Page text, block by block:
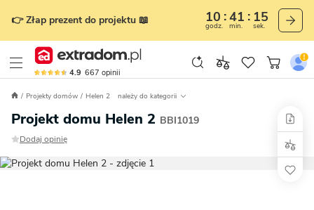
👉 Złap prezent do projektu 📖 10
godz.
41
min.
13
sek.
4.9 667 opinii
Projekty domów Helen 2 należy do kategorii
Projekt domu Helen 2 BBI1019
Dodaj opinię